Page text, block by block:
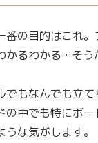
番の目的はこれ
かるわかる…そ
でもなんでも立
の中でも特にボ
な気がします。